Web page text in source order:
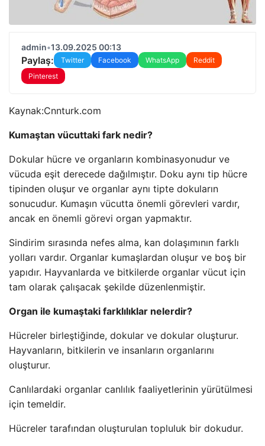
admin•13.09.2025 00:13
Paylaş: Twitter Facebook WhatsApp
Reddit
Pinterest
Kaynak:Cnnturk.com
Kumaştan vücuttaki fark nedir?
Dokular hücre ve organların kombinasyonudur ve
vücuda eşit derecede dağılmıştır. Doku aynı tip hücre
tipinden oluşur ve organlar aynı tipte dokuların
sonucudur. Kumaşın vücutta önemli görevleri vardır,
ancak en önemli görevi organ yapmaktır.
Sindirim sırasında nefes alma, kan dolaşımının farklı
yolları vardır. Organlar kumaşlardan oluşur ve boş bir
yapıdır. Hayvanlarda ve bitkilerde organlar vücut için
tam olarak çalışacak şekilde düzenlenmiştir.
Organ ile kumaştaki farklılıklar nelerdir?
Hücreler birleştiğinde, dokular ve dokular oluşturur.
Hayvanların, bitkilerin ve insanların organlarını
oluşturur.
Canlılardaki organlar canlılık faaliyetlerinin yürütülmesi
için temeldir.
Hücreler tarafından oluşturulan topluluk bir dokudur.